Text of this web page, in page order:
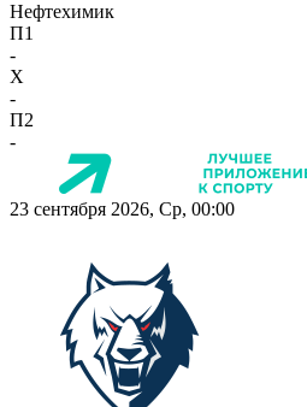
Нефтехимик
П1
-
X
-
П2
-
23 сентября 2026, Ср, 00:00